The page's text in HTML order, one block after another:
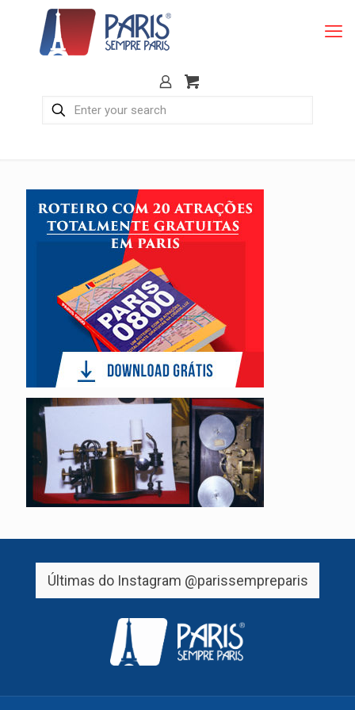
Últimas do Instagram @parissempreparis